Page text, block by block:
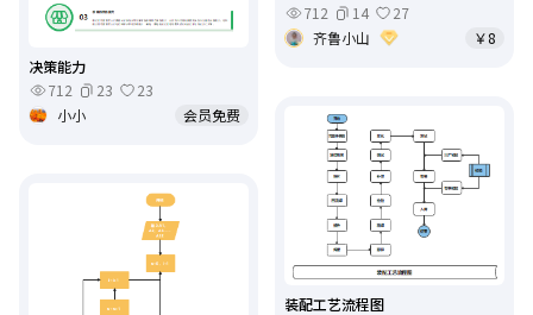
712
14
27
齐鲁小山
￥8
决策能力
712
23
23
小小
会员免费
装配工艺流程图